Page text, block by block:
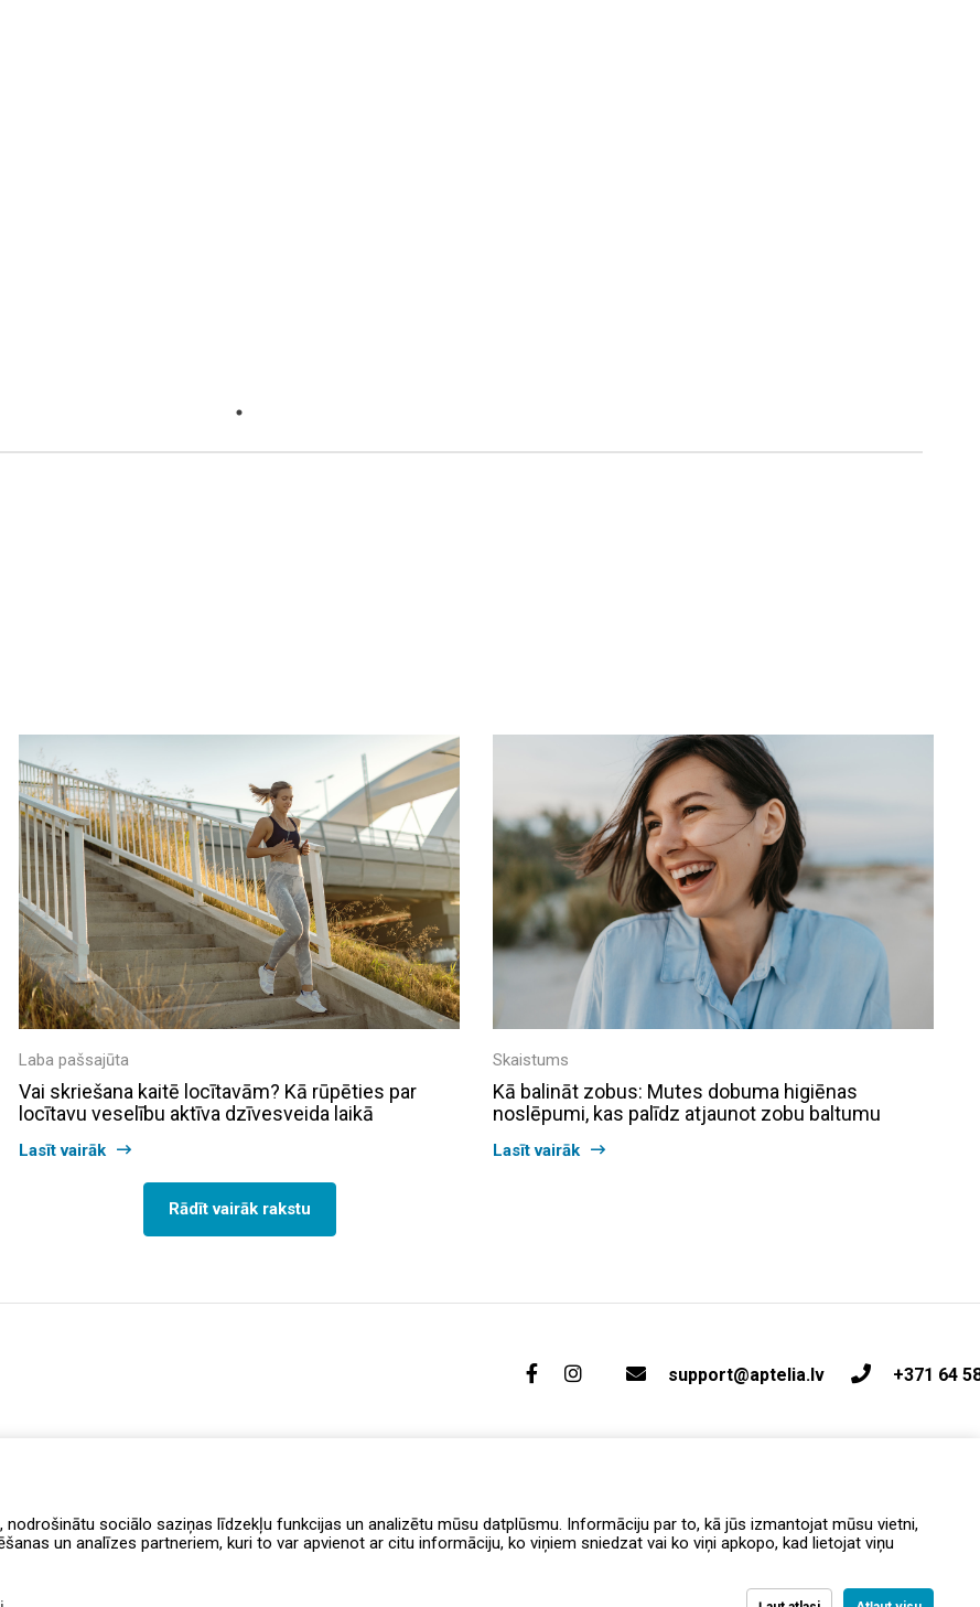
sociālo saziņas līdzekļu funkcijas un analizētu mūsu datplūsmu. Informāciju par to, kā jūs izmantojat mūsu vietni,
un analīzes partneriem, kuri to var apvienot ar citu informāciju, ko viņiem sniedzat vai ko viņi apkopo, kad lietojat viņu
Laba pašsajūta
Vai skriešana kaitē locītavām? Kā rūpēties par
locītavu veselību aktīva dzīvesveida laikā
Lasīt vairāk
Skaistums
Kā balināt zobus: Mutes dobuma higiēnas
noslēpumi, kas palīdz atjaunot zobu baltumu
Lasīt vairāk
Rādīt vairāk rakstu
support@aptelia.lv +371 64